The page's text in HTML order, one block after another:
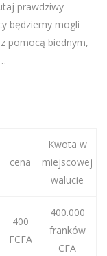
prawdziwy
będziemy mogli
pomocą biednym,
cena
Kwota w
miejscowej
walucie
400
FCFA
400.000
franków
CFA